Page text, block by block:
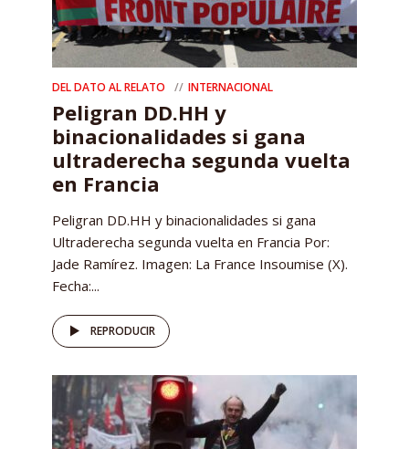
DEL DATO AL RELATO INTERNACIONAL
Peligran DD.HH y
binacionalidades si gana
ultraderecha segunda vuelta
en Francia
Peligran DD.HH y binacionalidades si gana
Ultraderecha segunda vuelta en Francia Por:
Jade Ramírez. Imagen: La France Insoumise (X).
Fecha:...
REPRODUCIR